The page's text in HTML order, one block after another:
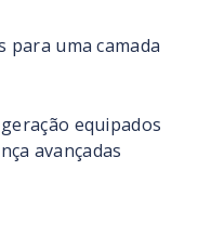
para uma camada
equipados
avançadas